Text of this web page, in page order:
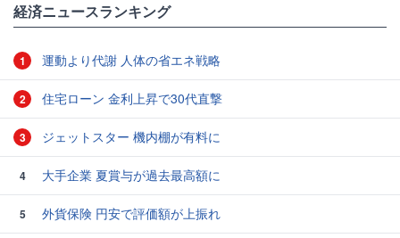
経済ニュースランキング
1 運動より代謝 人体の省エネ戦略
2 住宅ローン 金利上昇で30代直撃
3 ジェットスター 機内棚が有料に
4 大手企業 夏賞与が過去最高額に
5
外貨保険 円安で評価額が上振れ